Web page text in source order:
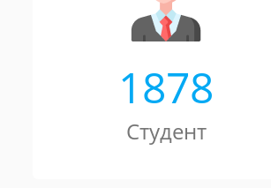
1878
Студент